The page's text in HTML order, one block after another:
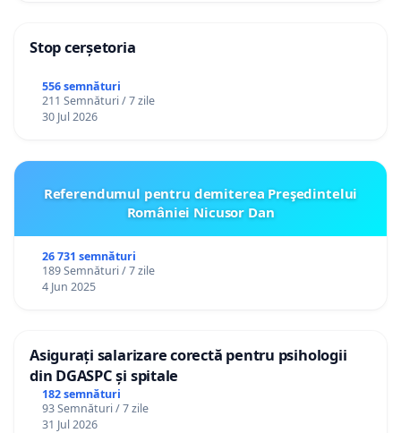
Stop cerșetoria
556 semnături
211 Semnături / 7 zile
30 Jul 2026
Referendumul pentru demiterea Preşedintelui
României Nicusor Dan
26 731 semnături
189 Semnături / 7 zile
4 Jun 2025
Asigurați salarizare corectă pentru psihologii
din DGASPC și spitale
182 semnături
93 Semnături / 7 zile
31 Jul 2026